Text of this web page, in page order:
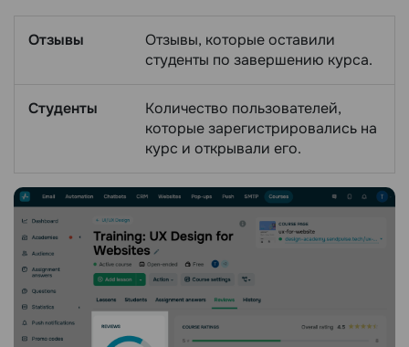
Отзывы
Отзывы, которые оставили
студенты по завершению курса.
Студенты
Количество пользователей,
которые зарегистрировались на
курс и открывали его.